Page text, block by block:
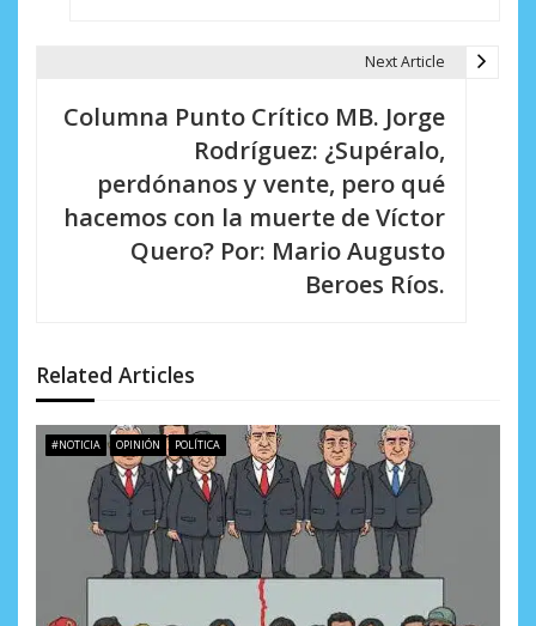
e
e
Next Article
Columna Punto Crítico MB. Jorge
Rodríguez: ¿Supéralo,
perdónanos y vente, pero qué
hacemos con la muerte de Víctor
Quero? Por: Mario Augusto
Beroes Ríos.
Related Articles
#NOTICIA OPINIÓN POLÍTICA